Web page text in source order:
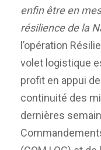
enfin être en
résilience de la
l’opération
volet logistique
profit en appui
continuité des
dernières